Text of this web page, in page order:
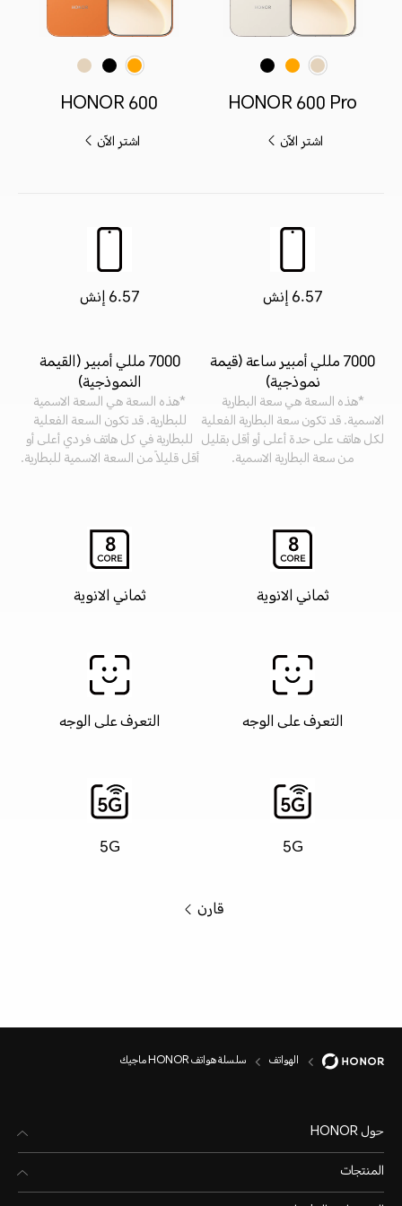
HONOR 600 Pro
اشترِ الآن
6.57 إنش
7000 مللي أمبير ساعة (قيمة
نموذجية)
*هذه السعة هي سعة البطارية
الاسمية. قد تكون سعة البطارية الفعلية
لكل هاتف على حدة أعلى أو أقل بقليل
من سعة البطارية الاسمية.
ثماني الانوية
التعرف على الوجه
5G
HONOR 600
اشترِ الآن
6.57 إنش
7000 مللي أمبير (القيمة
النموذجية)
*هذه السعة هي السعة الاسمية
للبطارية. قد تكون السعة الفعلية
للبطارية في كل هاتف فردي أعلى أو
أقل قليلاً من السعة الاسمية للبطارية.
ثماني الانوية
التعرف على الوجه
5G
قارن
الهواتف سلسلة هواتف HONOR ماجيك
حول HONOR
المنتجات